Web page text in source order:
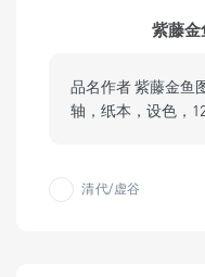
紫藤
品名作者 紫藤金鱼
轴，纸本，设色，
清代/虚谷